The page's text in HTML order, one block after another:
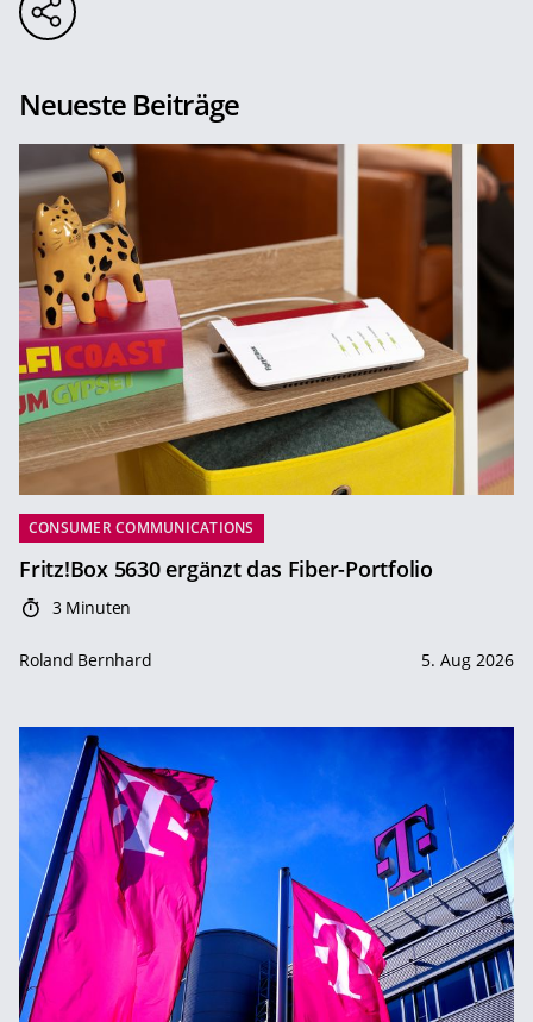
Neueste Beiträge
CONSUMER COMMUNICATIONS
Fritz!Box 5630 ergänzt das Fiber-Portfolio
3 Minuten
Roland Bernhard 5. Aug 2026